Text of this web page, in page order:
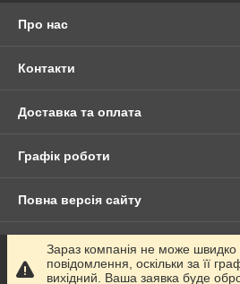
Про нас
Контакти
Доставка та оплата
Графік роботи
Повна версія сайту
Сайт створено на маркетплейсі
Зараз компанія не може
повідомлення, оскільки за її
вихідний. Ваша заявка буде